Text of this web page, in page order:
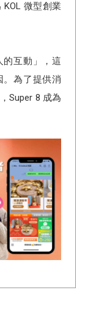
微型創業
的互動」，這
。為了提供消
Super 8 成為